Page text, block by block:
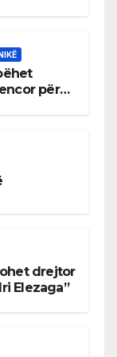
për
drejtor
Elezaga”